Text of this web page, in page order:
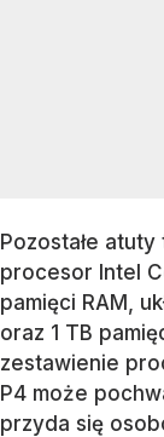
Pozostałe
procesor Intel
pamięci RAM,
oraz 1 TB
zestawienie
P4 może
przyda się